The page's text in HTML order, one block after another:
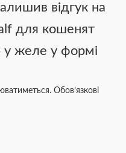
відгук на
для кошенят
у желе у формі
Обов’язкові